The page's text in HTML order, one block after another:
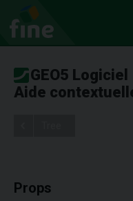
GEO5 Logiciel
Aide
Props